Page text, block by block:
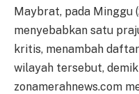
Maybrat, pada Minggu
menyebabkan satu
kritis, menambah
wilayah tersebut,
zonamerahnews.com